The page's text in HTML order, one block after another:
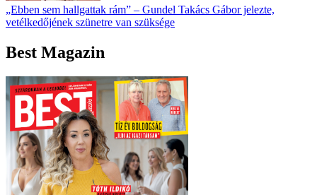
„Ebben sem hallgattak rám” – Gundel Takács Gábor jelezte,
vetélkedőjének szünetre van szüksége
Best Magazin